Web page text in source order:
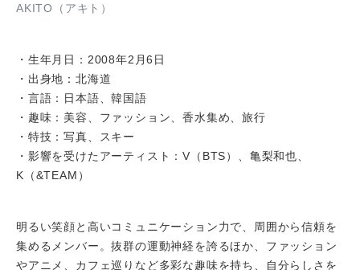
AKITO（アキト）
・生年月日：2008年2月6日
・出身地：北海道
・言語：日本語、韓国語
・趣味：美容、ファッション、香水集め、旅行
・特技：写真、スキー
・影響を受けたアーティスト：V（BTS）、亀梨和也、
K（&TEAM）
明るい笑顔と高いコミュニケーション力で、周囲から信頼を
集めるメンバー。抜群の運動神経を誇るほか、ファッション
やアニメ、カフェ巡りなど多彩な趣味を持ち、自分らしさを